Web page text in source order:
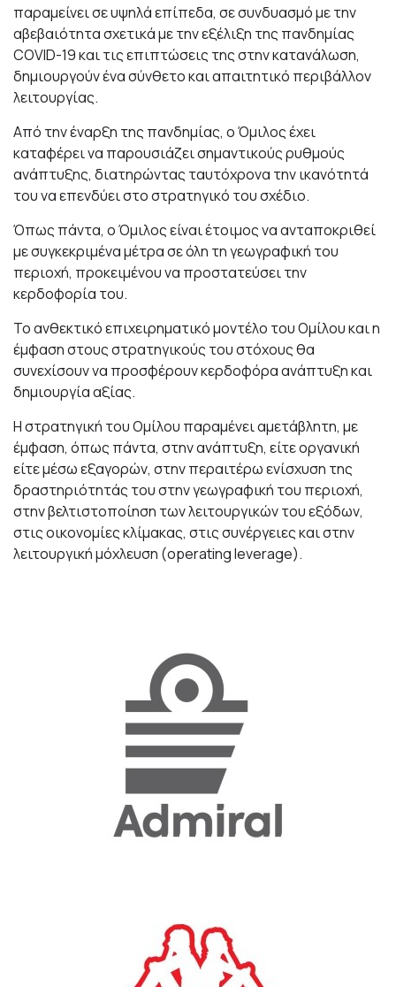
παραμείνει σε υψηλά επίπεδα, σε συνδυασμό με την
αβεβαιότητα σχετικά με την εξέλιξη της πανδημίας
COVID-19 και τις επιπτώσεις της στην κατανάλωση,
δημιουργούν ένα σύνθετο και απαιτητικό περιβάλλον
λειτουργίας.
Από την έναρξη της πανδημίας, ο Όμιλος έχει
καταφέρει να παρουσιάζει σημαντικούς ρυθμούς
ανάπτυξης, διατηρώντας ταυτόχρονα την ικανότητά
του να επενδύει στο στρατηγικό του σχέδιο.
Όπως πάντα, ο Όμιλος είναι έτοιμος να ανταποκριθεί
με συγκεκριμένα μέτρα σε όλη τη γεωγραφική του
περιοχή, προκειμένου να προστατεύσει την
κερδοφορία του.
Το ανθεκτικό επιχειρηματικό μοντέλο του Ομίλου και η
έμφαση στους στρατηγικούς του στόχους θα
συνεχίσουν να προσφέρουν κερδοφόρα ανάπτυξη και
δημιουργία αξίας.
Η στρατηγική του Ομίλου παραμένει αμετάβλητη, με
έμφαση, όπως πάντα, στην ανάπτυξη, είτε οργανική
είτε μέσω εξαγορών, στην περαιτέρω ενίσχυση της
δραστηριότητάς του στην γεωγραφική του περιοχή,
στην βελτιστοποίηση των λειτουργικών του εξόδων,
στις οικονομίες κλίμακας, στις συνέργειες και στην
λειτουργική μόχλευση (operating leverage).